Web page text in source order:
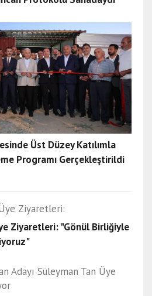
Üst Düzey Katılımla
Programı Gerçekleştirildi
Ziyaretleri: "Gönül Birliğiyle